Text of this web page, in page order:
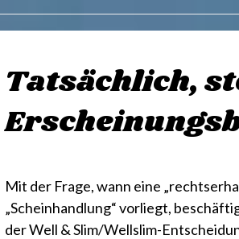
Tatsächlich,
Mit der Frage, wann eine
„Scheinhandlung“ vorliegt,
der Well & Slim/Wellslim-